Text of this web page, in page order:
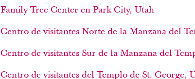
Family Tree Center en Park City, Utah
Centro de visitantes Norte de la Manzana del
Centro de visitantes Sur de la Manzana del
Centro de visitantes del Templo de St. George,